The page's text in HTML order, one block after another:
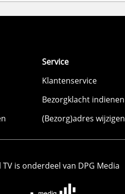
Service
Klantenservice
Bezorgklacht indienen
(Bezorg)adres wijzigen
TV is onderdeel van DPG Media